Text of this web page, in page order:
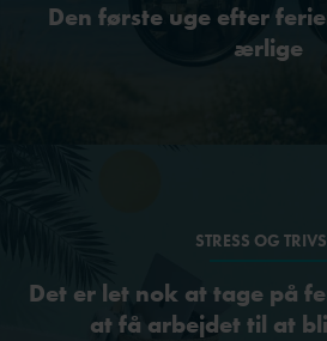
Den første uge efter
ærlige
STRESS OG
Det er let nok at tage på
at få arbejdet til at